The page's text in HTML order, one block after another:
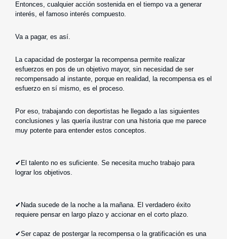
Entonces, cualquier acción sostenida en el tiempo va a generar
interés, el famoso interés compuesto.
Va a pagar, es así.
La capacidad de postergar la recompensa permite realizar
esfuerzos en pos de un objetivo mayor, sin necesidad de ser
recompensado al instante, porque en realidad, la recompensa es el
esfuerzo en sí mismo, es el proceso.
Por eso, trabajando con deportistas he llegado a las siguientes
conclusiones y las quería ilustrar con una historia que me parece
muy potente para entender estos conceptos.
✔El talento no es suficiente. Se necesita mucho trabajo para
lograr los objetivos.
✔Nada sucede de la noche a la mañana. El verdadero éxito
requiere pensar en largo plazo y accionar en el corto plazo.
✔Ser capaz de postergar la recompensa o la gratificación es una